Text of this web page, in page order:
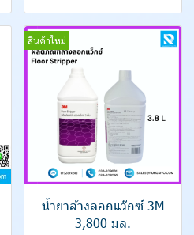
สินค้าใหม่
น้ำยาล้างลอกแว๊กซ์ 3M
3,800 มล.